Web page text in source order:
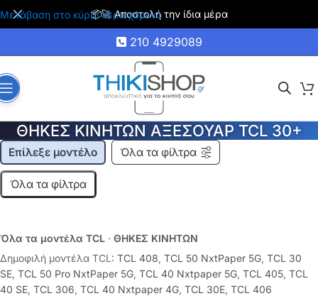
Μετάβαση στο κύριο περιεχόμενο
🚚 Δωρεάν μεταφορικά για αγορές άνω των 35€
210 4929089
ΘΗΚΕΣ ΚΙΝΗΤΩΝ ΑΞΕΣΟΥΑΡ TCL 30+
Επίλεξε μοντέλο Όλα τα φίλτρα
Όλα τα φίλτρα
Όλα τα μοντέλα TCL · ΘΗΚΕΣ ΚΙΝΗΤΩΝ
Δημοφιλή μοντέλα TCL: TCL 408, TCL 50 NxtPaper 5G, TCL 30
SE, TCL 50 Pro NxtPaper 5G, TCL 40 Nxtpaper 5G, TCL 405, TCL
40 SE, TCL 306, TCL 40 Nxtpaper 4G, TCL 30E, TCL 406